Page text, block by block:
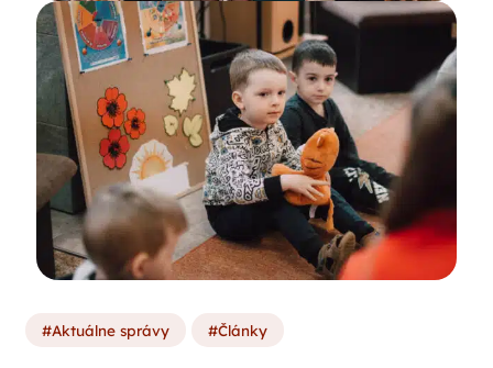
Aktuálne správy Články